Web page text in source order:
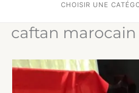
CHOISIR UNE
caftan